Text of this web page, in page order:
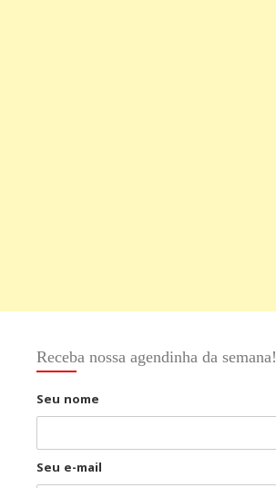
Receba nossa agendinha da semana!
Seu nome
Seu e-mail